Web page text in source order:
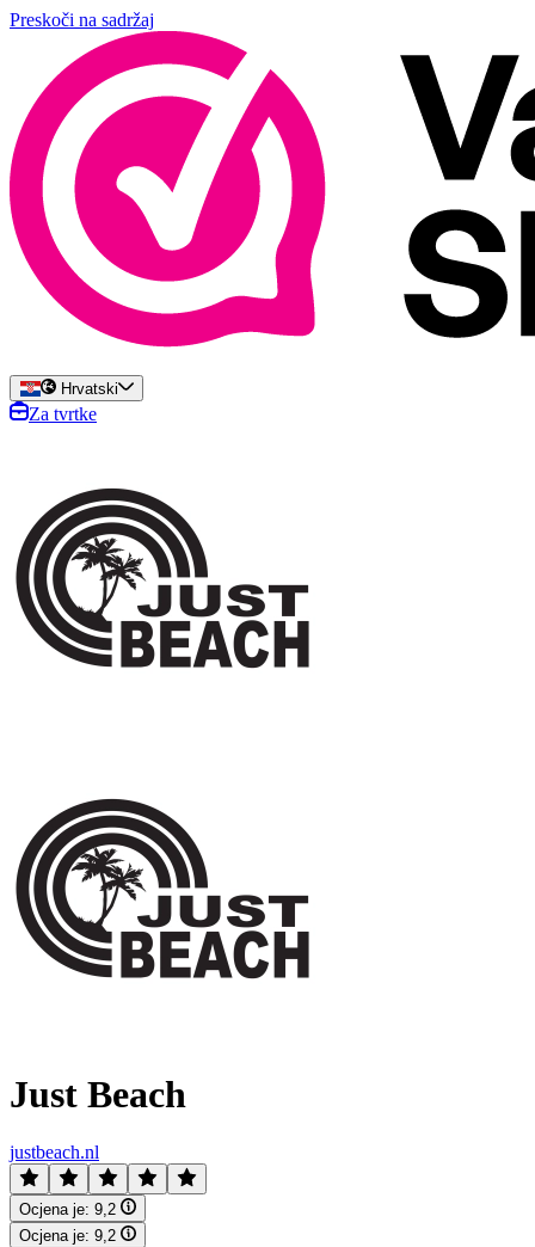
Preskoči na sadržaj
Hrvatski
Za tvrtke
Just Beach
justbeach.nl
Ocjena je: 9,2
Ocjena je: 9,2